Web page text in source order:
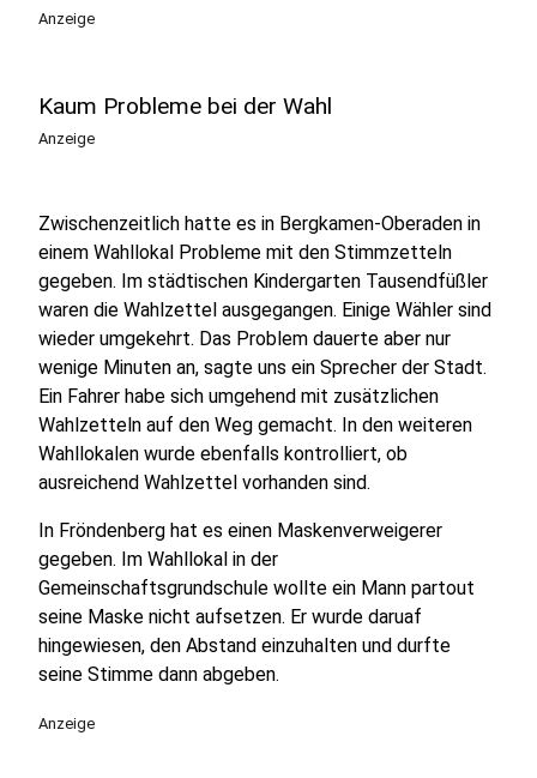
Anzeige
Kaum Probleme bei der Wahl
Anzeige
Zwischenzeitlich hatte es in Bergkamen-Oberaden in
einem Wahllokal Probleme mit den Stimmzetteln
gegeben. Im städtischen Kindergarten Tausendfüßler
waren die Wahlzettel ausgegangen. Einige Wähler sind
wieder umgekehrt. Das Problem dauerte aber nur
wenige Minuten an, sagte uns ein Sprecher der Stadt.
Ein Fahrer habe sich umgehend mit zusätzlichen
Wahlzetteln auf den Weg gemacht. In den weiteren
Wahllokalen wurde ebenfalls kontrolliert, ob
ausreichend Wahlzettel vorhanden sind.
In Fröndenberg hat es einen Maskenverweigerer
gegeben. Im Wahllokal in der
Gemeinschaftsgrundschule wollte ein Mann partout
seine Maske nicht aufsetzen. Er wurde daruaf
hingewiesen, den Abstand einzuhalten und durfte
seine Stimme dann abgeben.
Anzeige